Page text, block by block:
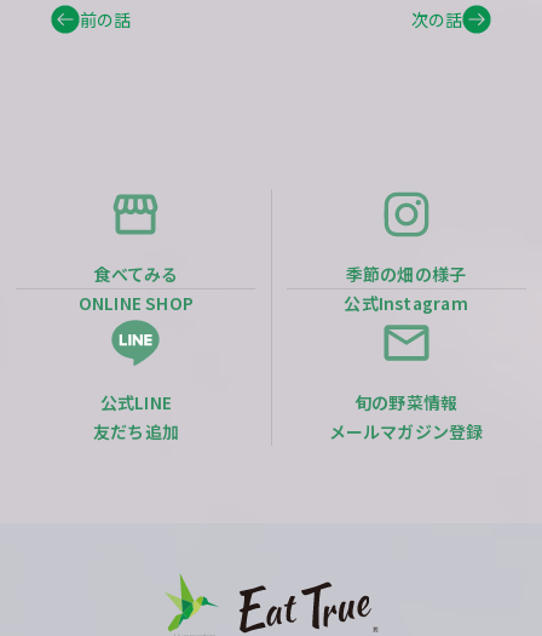
前の話 次の話
食べてみる
ONLINE SHOP
季節の畑の様子
公式Instagram
公式LINE
友だち追加
旬の野菜情報
メールマガジン登録